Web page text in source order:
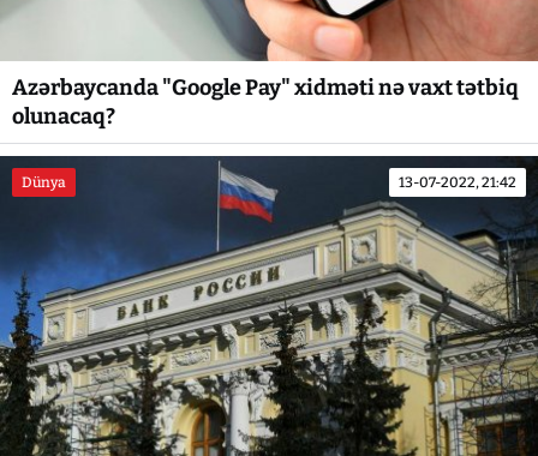
Azərbaycanda "Google Pay" xidməti nə vaxt tətbiq
olunacaq?
Dünya 13-07-2022, 21:42